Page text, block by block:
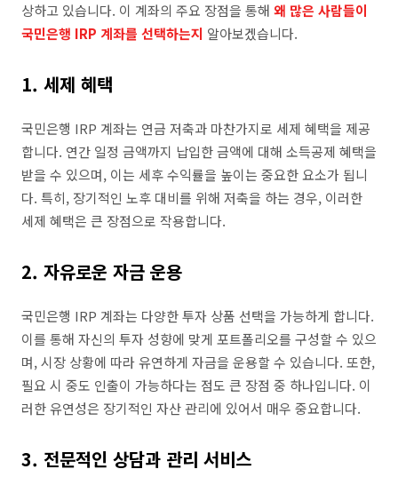
상하고 있습니다. 이 계좌의 주요 장점을 통해 왜 많은 사람들이
국민은행 IRP 계좌를 선택하는지 알아보겠습니다.
1. 세제 혜택
국민은행 IRP 계좌는 연금 저축과 마찬가지로 세제 혜택을 제공
합니다. 연간 일정 금액까지 납입한 금액에 대해 소득공제 혜택을
받을 수 있으며, 이는 세후 수익률을 높이는 중요한 요소가 됩니
다. 특히, 장기적인 노후 대비를 위해 저축을 하는 경우, 이러한
세제 혜택은 큰 장점으로 작용합니다.
2. 자유로운 자금 운용
국민은행 IRP 계좌는 다양한 투자 상품 선택을 가능하게 합니다.
이를 통해 자신의 투자 성향에 맞게 포트폴리오를 구성할 수 있으
며, 시장 상황에 따라 유연하게 자금을 운용할 수 있습니다. 또한,
필요 시 중도 인출이 가능하다는 점도 큰 장점 중 하나입니다. 이
러한 유연성은 장기적인 자산 관리에 있어서 매우 중요합니다.
3. 전문적인 상담과 관리 서비스